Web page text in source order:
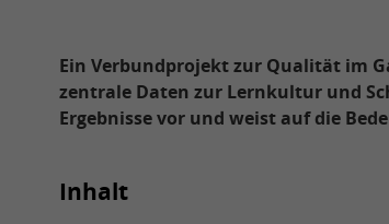
Ein Verbundprojekt zur Qualität im
zentrale Daten zur Lernkultur und
Ergebnisse vor und weist auf die
Inhalt